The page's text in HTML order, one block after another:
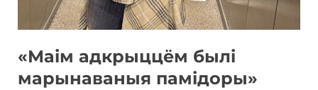
«Маім адкрыццём былі
марынаваныя памідоры»